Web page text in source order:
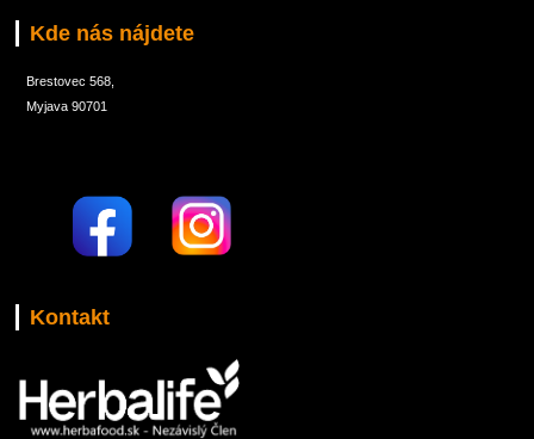
Kde nás nájdete
Brestovec 568,
Myjava 90701
Kontakt